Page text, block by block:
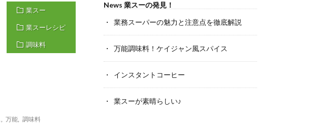
業スー
業スーレシピ
調味料
,万能 ,調味料
News 業スーの発見！
業務スーパーの魅力と注意点を徹底解説
万能調味料！ケイジャン風スパイス
インスタントコーヒー
業スーが素晴らしい♪